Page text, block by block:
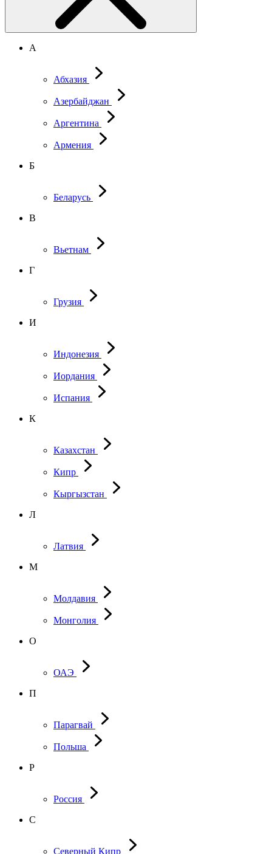
А
Абхазия
Азербайджан
Аргентина
Армения
Б
Беларусь
В
Вьетнам
Г
Грузия
И
Индонезия
Иордания
Испания
К
Казахстан
Кипр
Кыргызстан
Л
Латвия
М
Молдавия
Монголия
О
ОАЭ
П
Парагвай
Польша
Р
Россия
С
Северный Кипр